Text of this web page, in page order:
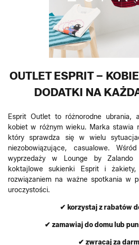
OUTLET ESPRIT –
DODATKI NA
Esprit Outlet to różnorodne ubrania,
kobiet w różnym wieku. Marka stawia
który sprawdza się w wielu
niezobowiązujące, casualowe.
wyprzedaży w Lounge by Zalando
koktajlowe sukienki Esprit i
rozwiązaniem na ważne spotkania w
uroczystości.
✔ korzystaj z rabatów
✔ zamawiaj do domu lub
✔ zwracaj za